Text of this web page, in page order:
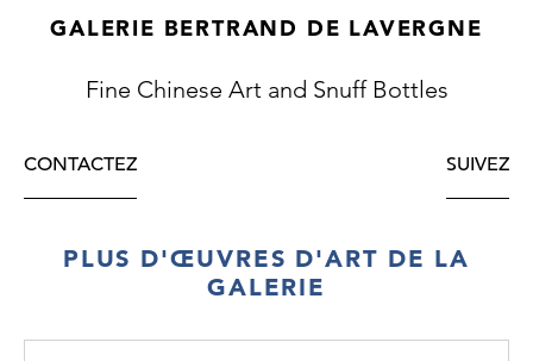
GALERIE BERTRAND DE LAVERGNE
Fine Chinese Art and Snuff Bottles
CONTACTEZ SUIVEZ
PLUS D'ŒUVRES D'ART DE LA
GALERIE